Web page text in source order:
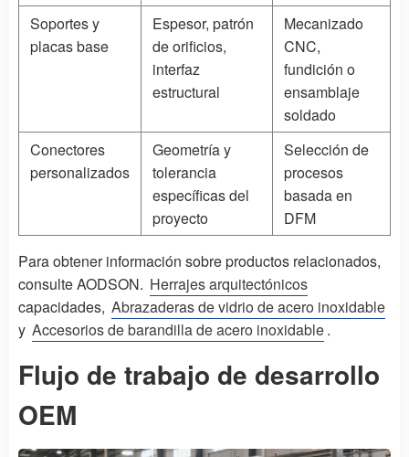
Soportes y
placas base
Espesor, patrón
de orificios,
interfaz
estructural
Mecanizado
CNC,
fundición o
ensamblaje
soldado
Conectores
personalizados
Geometría y
tolerancia
específicas del
proyecto
Selección de
procesos
basada en
DFM
Para obtener información sobre productos relacionados,
consulte AODSON. Herrajes arquitectónicos
capacidades, Abrazaderas de vidrio de acero inoxidable
y Accesorios de barandilla de acero inoxidable.
Flujo de trabajo de desarrollo
OEM